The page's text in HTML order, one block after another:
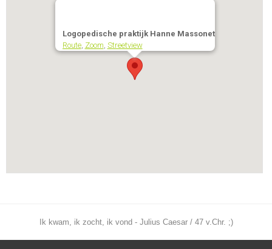
Logopedische praktijk Hanne Massonet
Route, Zoom, Streetview
Ik kwam, ik zocht, ik vond - Julius Caesar / 47 v.Chr. ;)